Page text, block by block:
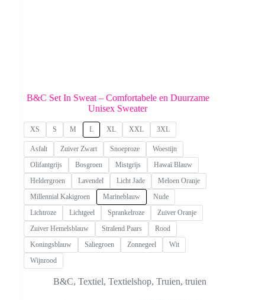
B&C Set In Sweat – Comfortabele en Duurzame
Unisex Sweater
XS S M L XL XXL 3XL
Asfalt Zuiver Zwart Snoeproze
Woestijn
Olifantgrijs
Bosgroen Mistgrijs
Hawaï Blauw
Heldergroen
Lavendel Licht Jade
Meloen Oranje
Millennial Kakigroen
Marineblauw
Nude
Lichtroze
Lichtgeel Sprankelroze
Zuiver Oranje
Zuiver Hemelsblauw
Stralend Paars
Rood
Koningsblauw
Saliegroen Zonnegeel
Wit
Wijnrood
B&C, Textiel, Textielshop, Truien, truien